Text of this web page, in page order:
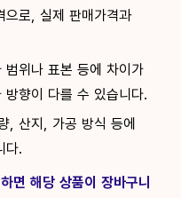
으로, 실제 판매가격과
위나 표본 등에 차이가
향이 다를 수 있습니다.
, 산지, 가공 방식 등에
다.
면 해당 상품이 장바구니